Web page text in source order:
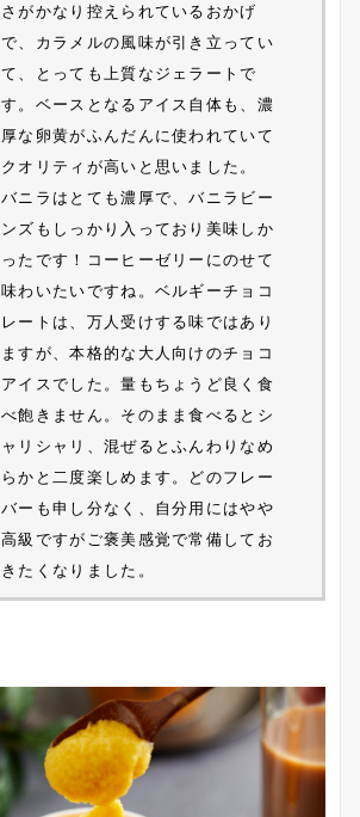
さがかなり控えられているおかげ
で、カラメルの風味が引き立ってい
て、とっても上質なジェラートで
す。ベースとなるアイス自体も、濃
厚な卵黄がふんだんに使われていて
クオリティが高いと思いました。
バニラはとても濃厚で、バニラビー
ンズもしっかり入っており美味しか
ったです！コーヒーゼリーにのせて
味わいたいですね。ベルギーチョコ
レートは、万人受けする味ではあり
ますが、本格的な大人向けのチョコ
アイスでした。量もちょうど良く食
べ飽きません。そのまま食べるとシ
ャリシャリ、混ぜるとふんわりなめ
らかと二度楽しめます。どのフレー
バーも申し分なく、自分用にはやや
高級ですがご褒美感覚で常備してお
きたくなりました。